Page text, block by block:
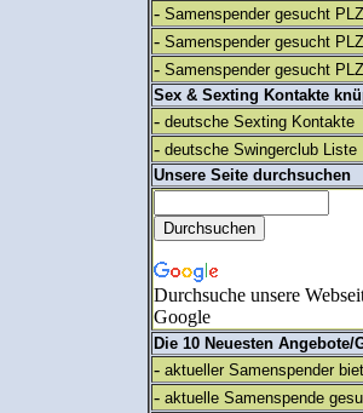
- Samenspender gesucht
- Samenspender gesucht
- Samenspender gesucht
Sex & Sexting Kontakte
- deutsche Sexting Kontakte
- deutsche Swingerclub Liste
Unsere Seite durchsuchen
Durchsuche unsere
Google
Die 10 Neuesten Angebote/
- aktueller Samenspender
- aktuelle Samenspende